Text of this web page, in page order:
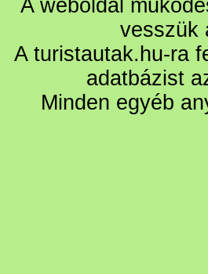
A weboldal
vesszük
A turistautak.hu-ra
adatbázist
Minden egyéb